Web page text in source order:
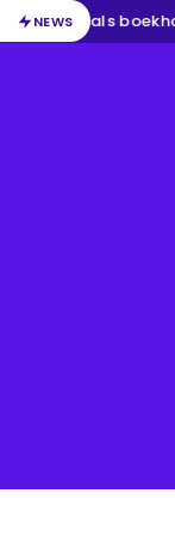
NEWS
werk als